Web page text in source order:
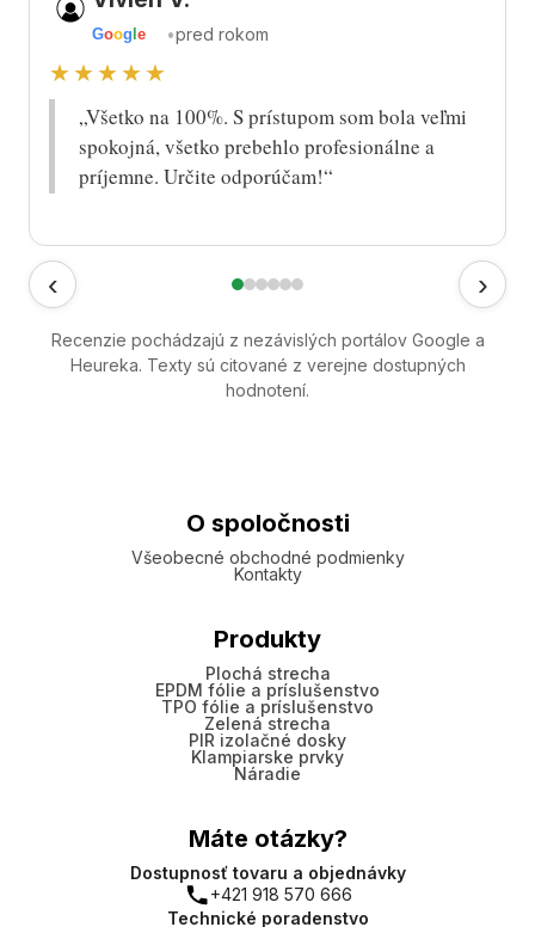
‹
Goog le •pred rokom
★★★★★
„Všetko na 100%. S prístupom som bola veľmi
spokojná, všetko prebehlo profesionálne a
príjemne. Určite odporúčam!“
›
Recenzie pochádzajú z nezávislých portálov Google a
Heureka. Texty sú citované z verejne dostupných
hodnotení.
O spoločnosti
Všeobecné obchodné podmienky
Kontakty
Produkty
Plochá strecha
EPDM fólie a príslušenstvo
TPO fólie a príslušenstvo
Zelená strecha
PIR izolačné dosky
Klampiarske prvky
Náradie
Máte otázky?
Dostupnosť tovaru a objednávky
+421 918 570 666
Technické poradenstvo